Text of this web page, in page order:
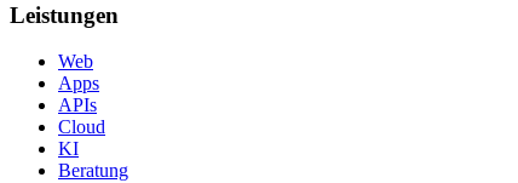
Leistungen
Web
Apps
APIs
Cloud
KI
Beratung